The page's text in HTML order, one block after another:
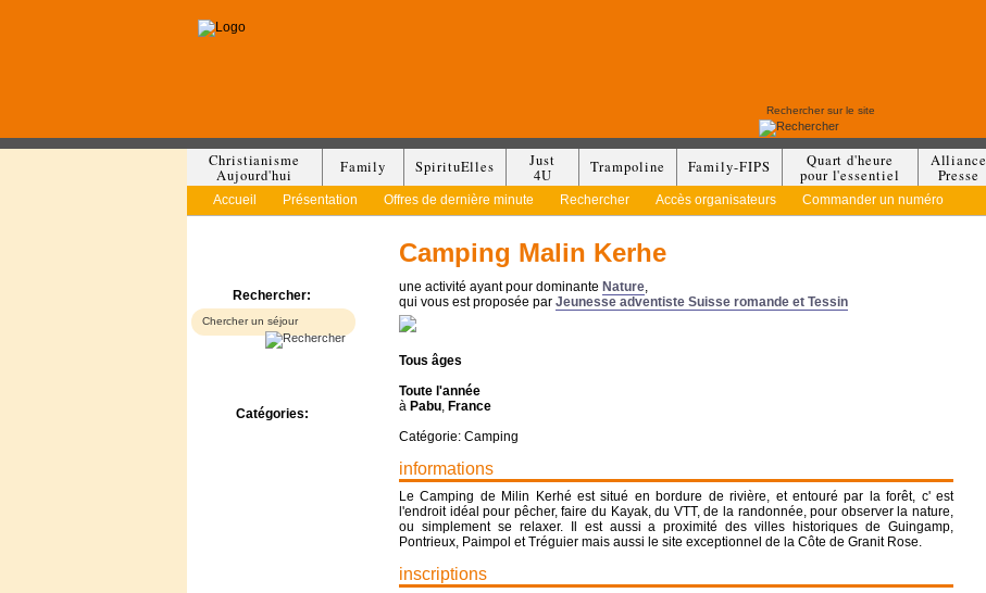
Christianisme
Aujourd'hui
Family SpirituElles
Just
4U
Trampoline Family-FIPS
Quart d'heure
pour l'essentiel
Alliance
Presse
Accueil Présentation Offres de dernière minute Rechercher Accès organisateurs Commander un numéro
Rechercher:
Catégories:
Camping Malin Kerhe
une activité ayant pour dominante Nature,
qui vous est proposée par Jeunesse adventiste Suisse romande et Tessin
Tous âges
Toute l'année
à Pabu, France
Catégorie: Camping
informations
Le Camping de Milin Kerhé est situé en bordure de rivière, et entouré par la forêt, c' est
l'endroit idéal pour pêcher, faire du Kayak, du VTT, de la randonnée, pour observer la nature,
ou simplement se relaxer. Il est aussi a proximité des villes historiques de Guingamp,
Pontrieux, Paimpol et Tréguier mais aussi le site exceptionnel de la Côte de Granit Rose.
inscriptions